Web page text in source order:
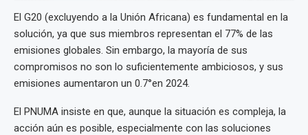
El G20 (excluyendo a la Unión Africana) es fundamental en la
solución, ya que sus miembros representan el 77% de las
emisiones globales. Sin embargo, la mayoría de sus
compromisos no son lo suficientemente ambiciosos, y sus
emisiones aumentaron un 0.7°en 2024.
El PNUMA insiste en que, aunque la situación es compleja, la
acción aún es posible, especialmente con las soluciones